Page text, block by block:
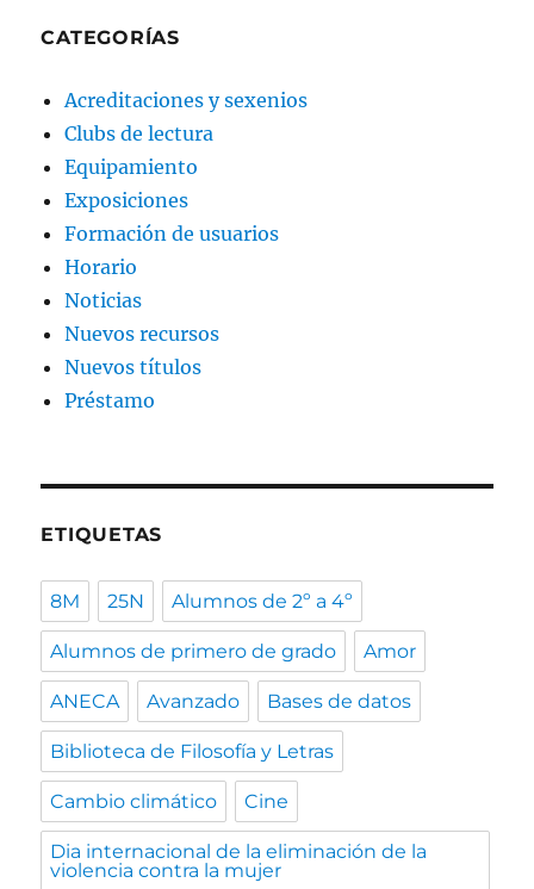
CATEGORÍAS
Acreditaciones y sexenios
Clubs de lectura
Equipamiento
Exposiciones
Formación de usuarios
Horario
Noticias
Nuevos recursos
Nuevos títulos
Préstamo
ETIQUETAS
8M 25N Alumnos de 2º a 4º
Alumnos de primero de grado Amor
ANECA Avanzado Bases de datos
Biblioteca de Filosofía y Letras
Cambio climático Cine
Dia internacional de la eliminación de la
violencia contra la mujer